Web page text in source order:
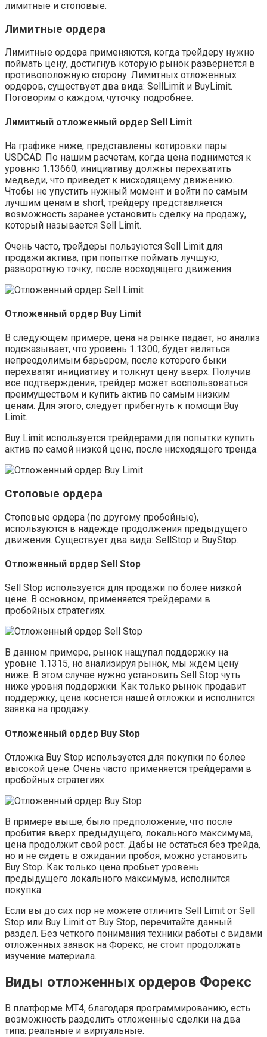
лимитные и стоповые.
Лимитные ордера
Лимитные ордера применяются, когда трейдеру нужно
поймать цену, достигнув которую рынок развернется в
противоположную сторону. Лимитных отложенных
ордеров, существует два вида: SellLimit и BuyLimit.
Поговорим о каждом, чуточку подробнее.
Лимитный отложенный ордер Sell Limit
На графике ниже, представлены котировки пары
USDCAD. По нашим расчетам, когда цена поднимется к
уровню 1.13660, инициативу должны перехватить
медведи, что приведет к нисходящему движению.
Чтобы не упустить нужный момент и войти по самым
лучшим ценам в short, трейдеру представляется
возможность заранее установить сделку на продажу,
который называется Sell Limit.
Очень часто, трейдеры пользуются Sell Limit для
продажи актива, при попытке поймать лучшую,
разворотную точку, после восходящего движения.
Отложенный ордер Buy Limit
В следующем примере, цена на рынке падает, но анализ
подсказывает, что уровень 1.1300, будет являться
непреодолимым барьером, после которого быки
перехватят инициативу и толкнут цену вверх. Получив
все подтверждения, трейдер может воспользоваться
преимуществом и купить актив по самым низким
ценам. Для этого, следует прибегнуть к помощи Buy
Limit.
Buy Limit используется трейдерами для попытки купить
актив по самой низкой цене, после нисходящего тренда.
Стоповые ордера
Стоповые ордера (по другому пробойные),
используются в надежде продолжения предыдущего
движения. Существует два вида: SellStop и BuyStop.
Отложенный ордер Sell Stop
Sell Stop используется для продажи по более низкой
цене. В основном, применяется трейдерами в
пробойных стратегиях.
В данном примере, рынок нащупал поддержку на
уровне 1.1315, но анализируя рынок, мы ждем цену
ниже. В этом случае нужно установить Sell Stop чуть
ниже уровня поддержки. Как только рынок продавит
поддержку, цена коснется нашей отложки и исполнится
заявка на продажу.
Отложенный ордер Buy Stop
Отложка Buy Stop используется для покупки по более
высокой цене. Очень часто применяется трейдерами в
пробойных стратегиях.
В примере выше, было предположение, что после
пробития вверх предыдущего, локального максимума,
цена продолжит свой рост. Дабы не остаться без трейда,
но и не сидеть в ожидании пробоя, можно установить
Buy Stop. Как только цена пробьет уровень
предыдущего локального максимума, исполнится
покупка.
Если вы до сих пор не можете отличить Sell Limit от Sell
Stop или Buy Limit от Buy Stop, перечитайте данный
раздел. Без четкого понимания техники работы с видами
отложенных заявок на Форекс, не стоит продолжать
изучение материала.
Виды отложенных ордеров Форекс
В платформе MT4, благодаря программированию, есть
возможность разделить отложенные сделки на два
типа: реальные и виртуальные.